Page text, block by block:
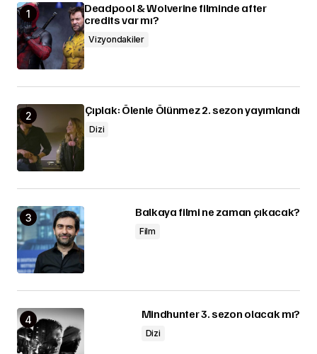
Deadpool & Wolverine filminde after
credits var mı?
Vizyondakiler
Çıplak: Ölenle Ölünmez 2. sezon yayımlandı
Dizi
Balkaya filmi ne zaman çıkacak?
Film
Mindhunter 3. sezon olacak mı?
Dizi